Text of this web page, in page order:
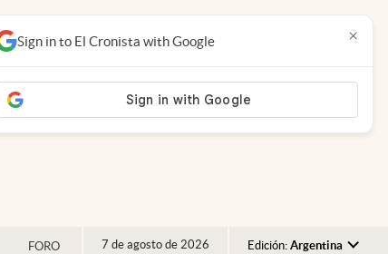
FORO 7 de agosto de 2026 Edición: Argentina
Sign in to El Cronista with Google ×